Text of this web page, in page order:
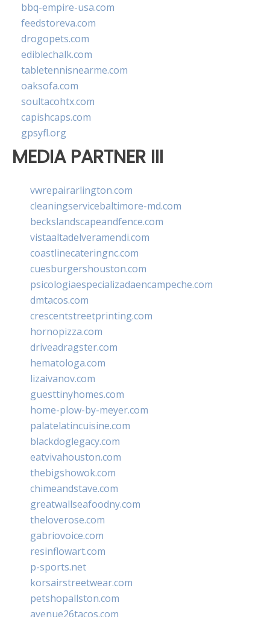
bbq-empire-usa.com
feedstoreva.com
drogopets.com
ediblechalk.com
tabletennisnearme.com
oaksofa.com
soultacohtx.com
capishcaps.com
gpsyfl.org
MEDIA PARTNER III
vwrepairarlington.com
cleaningservicebaltimore-md.com
beckslandscapeandfence.com
vistaaltadelveramendi.com
coastlinecateringnc.com
cuesburgershouston.com
psicologiaespecializadaencampeche.com
dmtacos.com
crescentstreetprinting.com
hornopizza.com
driveadragster.com
hematologa.com
lizaivanov.com
guesttinyhomes.com
home-plow-by-meyer.com
palatelatincuisine.com
blackdoglegacy.com
eatvivahouston.com
thebigshowok.com
chimeandstave.com
greatwallseafoodny.com
theloverose.com
gabriovoice.com
resinflowart.com
p-sports.net
korsairstreetwear.com
petshopallston.com
avenue26tacos.com